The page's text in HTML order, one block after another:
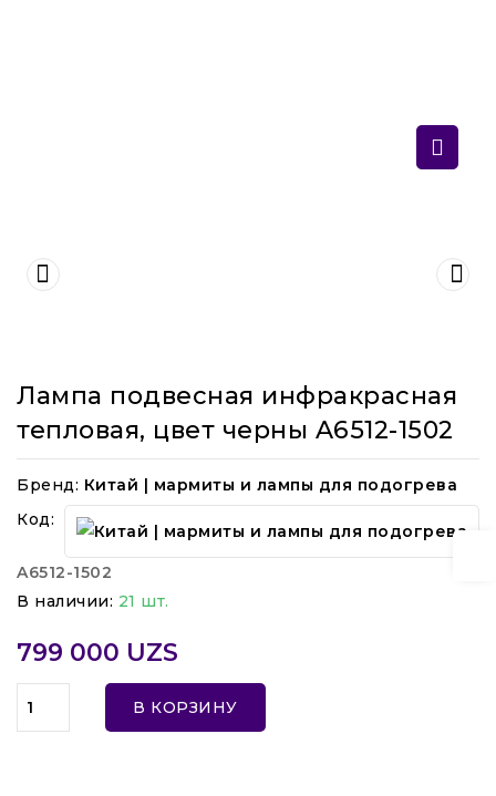
Лампа подвеcная инфракрасная
тепловая, цвет черны A6512-1502
Бренд: Китай | мармиты и лампы для подогрева
Код:
A6512-1502
В наличии: 21 шт.
799 000 UZS
В КОРЗИНУ